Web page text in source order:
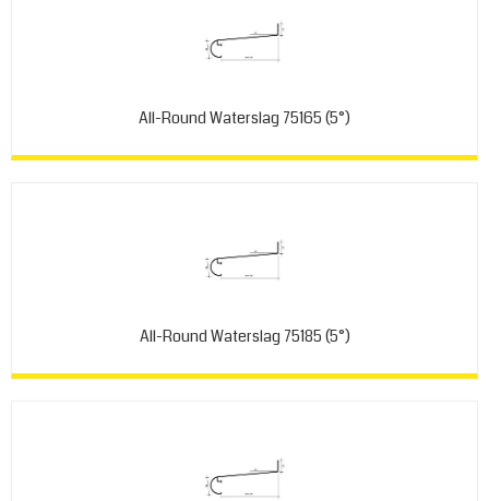
All-Round Waterslag 75165 (5°)
All-Round Waterslag 75185 (5°)